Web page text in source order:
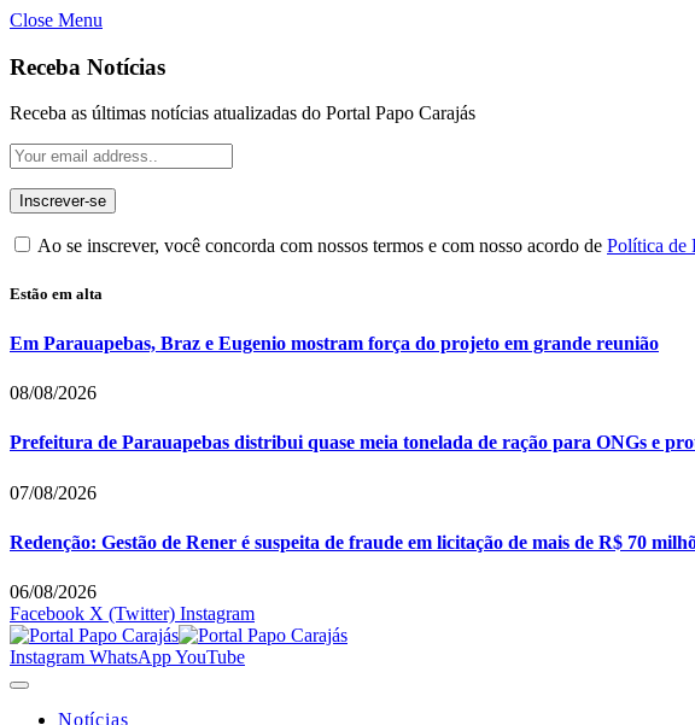
Close Menu
Receba Notícias
Receba as últimas notícias atualizadas do Portal Papo Carajás
Ao se inscrever, você concorda com nossos termos e com nosso acordo de Política de
Estão em alta
Em Parauapebas, Braz e Eugenio mostram força do projeto em grande reunião
08/08/2026
Prefeitura de Parauapebas distribui quase meia tonelada de ração para ONGs e
07/08/2026
Redenção: Gestão de Rener é suspeita de fraude em licitação de mais de R$ 70
06/08/2026
Facebook X (Twitter) Instagram
Instagram WhatsAppYouTube
Notícias